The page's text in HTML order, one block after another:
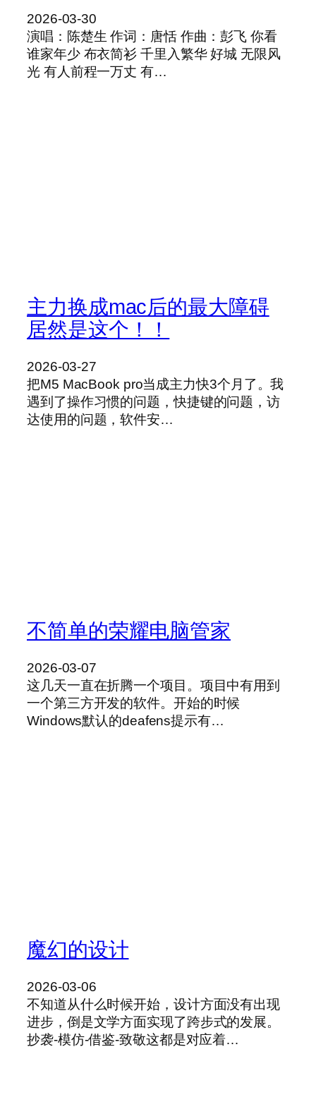
2026-03-30
演唱：陈楚生 作词：唐恬 作曲：彭飞 你看
谁家年少 布衣简衫 千里入繁华 好城 无限风
光 有人前程一万丈 有…
主力换成mac后的最大障碍
居然是这个！！
2026-03-27
把M5 MacBook pro当成主力快3个月了。我
遇到了操作习惯的问题，快捷键的问题，访
达使用的问题，软件安…
不简单的荣耀电脑管家
2026-03-07
这几天一直在折腾一个项目。项目中有用到
一个第三方开发的软件。开始的时候
Windows默认的deafens提示有…
魔幻的设计
2026-03-06
不知道从什么时候开始，设计方面没有出现
进步，倒是文学方面实现了跨步式的发展。
抄袭-模仿-借鉴-致敬这都是对应着…